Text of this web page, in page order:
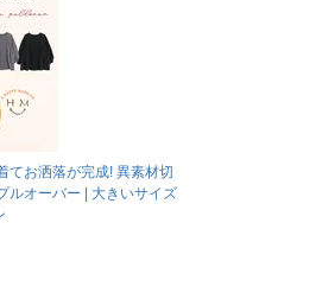
てお洒落が完成! 異素材切
ルオーバー | 大きいサイズ